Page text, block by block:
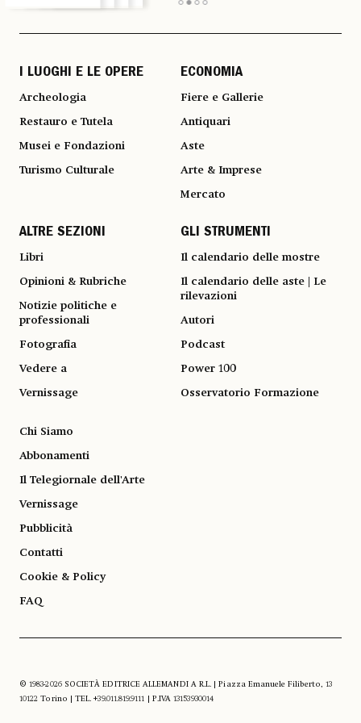
I LUOGHI E LE OPERE
Archeologia
Restauro e Tutela
Musei e Fondazioni
Turismo Culturale
ECONOMIA
Fiere e Gallerie
Antiquari
Aste
Arte & Imprese
Mercato
ALTRE SEZIONI
Libri
Opinioni & Rubriche
Notizie politiche e
professionali
Fotografia
Vedere a
Vernissage
GLI STRUMENTI
Il calendario delle mostre
Il calendario delle aste | Le
rilevazioni
Autori
Podcast
Power 100
Osservatorio Formazione
Chi Siamo
Abbonamenti
Il Telegiornale dell'Arte
Vernissage
Pubblicità
Contatti
Cookie & Policy
FAQ
© 1983-2026 SOCIETÀ EDITRICE ALLEMANDI A R.L. | Piazza Emanuele Filiberto, 13
10122 Torino | TEL. +39.011.819.9111 | P.IVA 13153930014